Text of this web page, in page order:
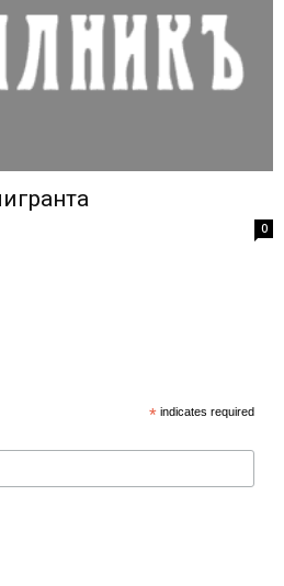
0
* indicates required